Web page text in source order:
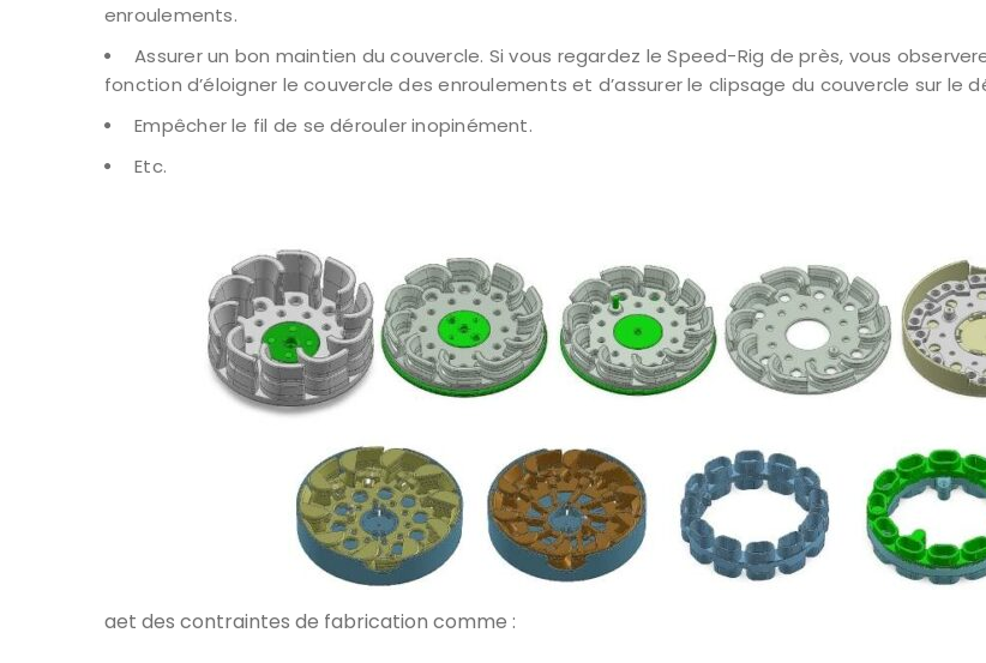
enroulements.
Assurer un bon maintien du couvercle. Si vous regardez le Speed-Rig de près, vous
fonction d’éloigner le couvercle des enroulements et d’assurer le clipsage du couvercle sur le
Empêcher le fil de se dérouler inopinément.
Etc.
aet des contraintes de fabrication comme :